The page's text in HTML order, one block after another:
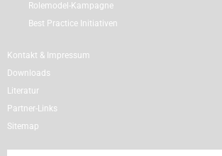
Rolemodel-Kampagne
Best Practice Initiativen
Kontakt & Impressum
Downloads
Literatur
Partner-Links
Sitemap